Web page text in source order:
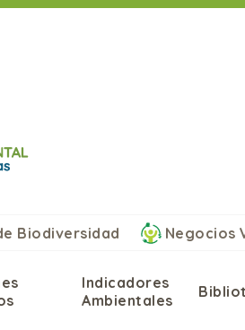
Negocios
Biodiversidad
Indicadores
Ambientales